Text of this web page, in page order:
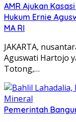
AMR Ajukan
Hukum Ernie
MA RI
JAKARTA,
Aguswati Hartojo
Totong,…
Pemerintah